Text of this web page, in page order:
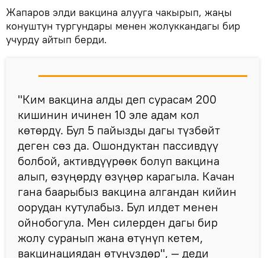
Жапаров элди вакцина алууга чакырып, жаңы
конуштун тургундары менен жолуккандагы бир
учурду айтып берди.
"Ким вакцина алды деп сурасам 200
кишинин ичинен 10 эле адам кол
көтөрдү. Бул 5 пайызды дагы түзбөйт
деген сөз да. Ошондуктан пассивдүү
болбой, активдүүрөөк болуп вакцина
алып, өзүңөрдү өзүңөр карагыла. Качан
гана баарыбыз вакцина алгандан кийин
оорудан кутулабыз. Бул илдет менен
ойнобогула. Мен силерден дагы бир
жолу суранып жана өтүнүп кетем,
вакцинациядан өтүңүздөр", — деди